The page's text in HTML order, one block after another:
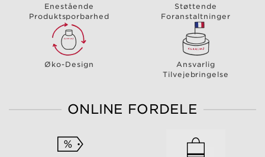
Enestående
Produktsporbarhed
Støttende
Foranstaltninger
Øko-Design
Ansvarlig
Tilvejebringelse
ONLINE FORDELE